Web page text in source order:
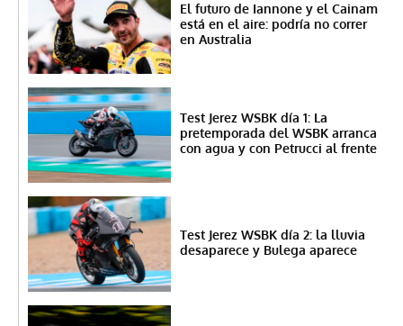
El futuro de Iannone y el Cainam
está en el aire: podría no correr
en Australia
Test Jerez WSBK día 1: La
pretemporada del WSBK arranca
con agua y con Petrucci al frente
Test Jerez WSBK día 2: la lluvia
desaparece y Bulega aparece